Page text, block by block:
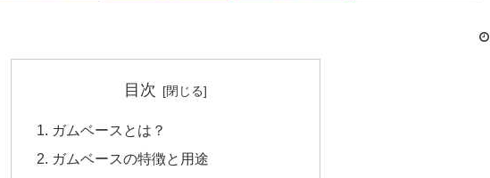
目次
ガムベースとは？
ガムベースの特徴と用途